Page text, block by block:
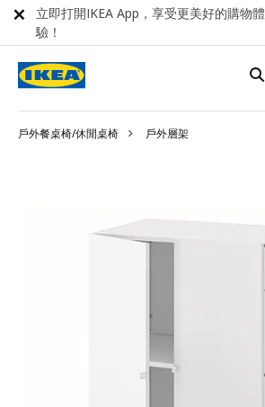
戶外餐桌椅/休閒桌椅 戶外層架
立即打開IKEA App，享受更美好的購物體
驗！